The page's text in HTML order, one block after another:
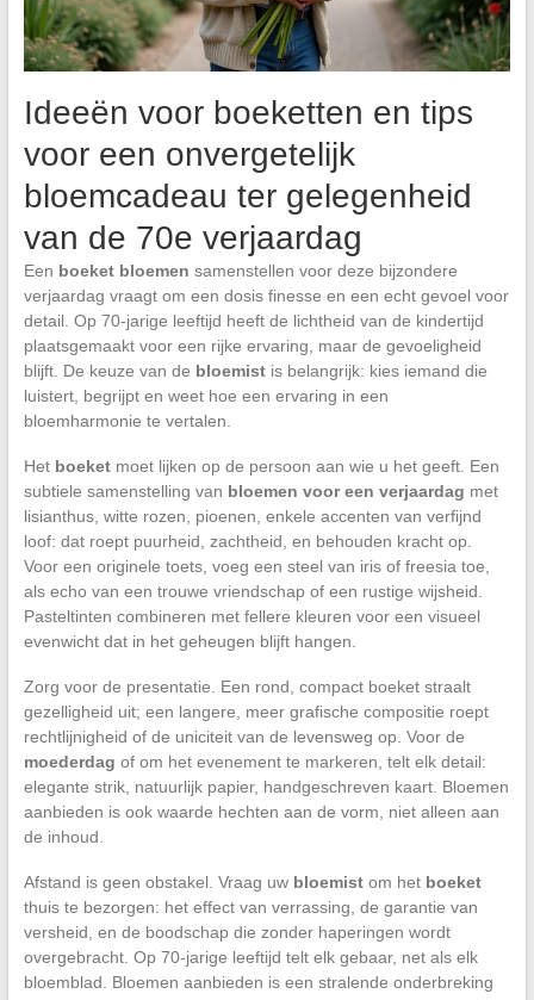
Ideeën voor boeketten en tips
voor een onvergetelijk
bloemcadeau ter gelegenheid
van de 70e verjaardag
Een boeket bloemen samenstellen voor deze bijzondere
verjaardag vraagt om een dosis finesse en een echt gevoel voor
detail. Op 70-jarige leeftijd heeft de lichtheid van de kindertijd
plaatsgemaakt voor een rijke ervaring, maar de gevoeligheid
blijft. De keuze van de bloemistis belangrijk: kies iemand die
luistert, begrijpt en weet hoe een ervaring in een
bloemharmonie te vertalen.
Het boeketmoet lijken op de persoon aan wie u het geeft. Een
subtiele samenstelling van bloemen voor een verjaardag met
lisianthus, witte rozen, pioenen, enkele accenten van verfijnd
loof: dat roept puurheid, zachtheid, en behouden kracht op.
Voor een originele toets, voeg een steel van iris of freesia toe,
als echo van een trouwe vriendschap of een rustige wijsheid.
Pasteltinten combineren met fellere kleuren voor een visueel
evenwicht dat in het geheugen blijft hangen.
Zorg voor de presentatie. Een rond, compact boeket straalt
gezelligheid uit; een langere, meer grafische compositie roept
rechtlijnigheid of de uniciteit van de levensweg op. Voor de
moederdag of om het evenement te markeren, telt elk detail:
elegante strik, natuurlijk papier, handgeschreven kaart. Bloemen
aanbieden is ook waarde hechten aan de vorm, niet alleen aan
de inhoud.
Afstand is geen obstakel. Vraag uw bloemistom het boeket
thuis te bezorgen: het effect van verrassing, de garantie van
versheid, en de boodschap die zonder haperingen wordt
overgebracht. Op 70-jarige leeftijd telt elk gebaar, net als elk
bloemblad. Bloemen aanbieden is een stralende onderbreking